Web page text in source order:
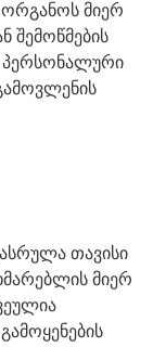
მიერ
შემოწმების
პერსონალური
თავისი
მიერ